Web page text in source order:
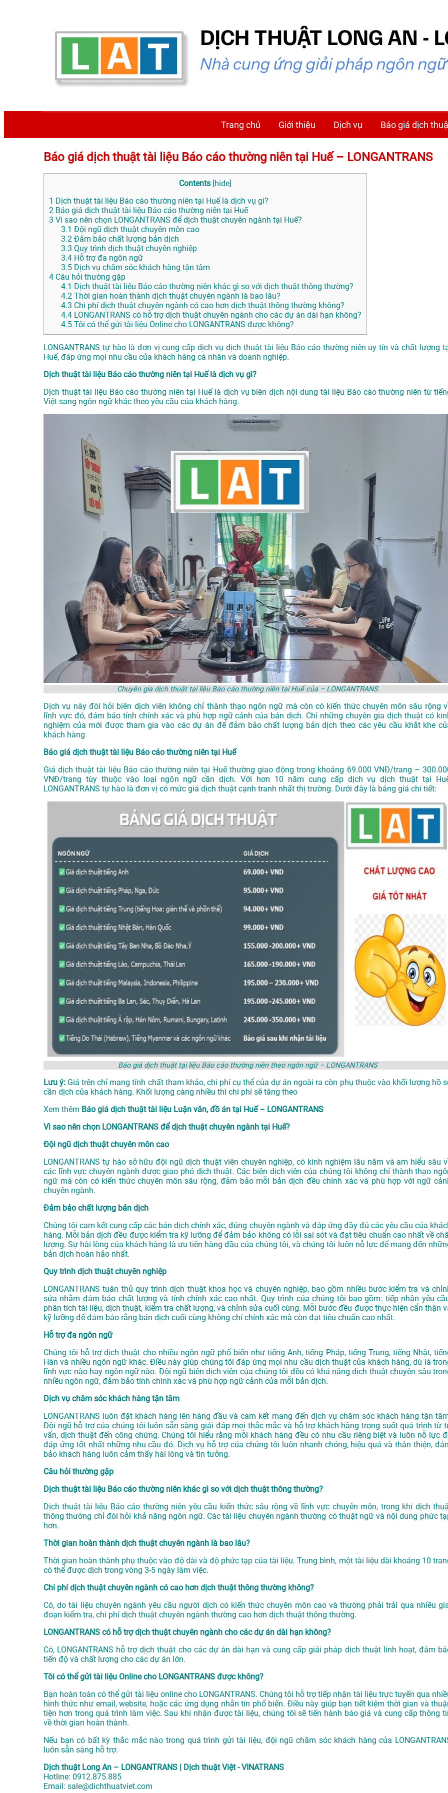
Trang chủ Giới thiệu Dịch vụ Báo giá dịch
Báo giá dịch thuật tài liệu Báo cáo thường niên tại Huế – LONGANTRANS
Contents [hide]
1 Dịch thuật tài liệu Báo cáo thường niên tại Huế là dịch vụ gì?
2 Báo giá dịch thuật tài liệu Báo cáo thường niên tại Huế
3 Vì sao nên chọn LONGANTRANS để dịch thuật chuyên ngành tại Huế?
3.1 Đội ngũ dịch thuật chuyên môn cao
3.2 Đảm bảo chất lượng bản dịch
3.3 Quy trình dịch thuật chuyên nghiệp
3.4 Hỗ trợ đa ngôn ngữ
3.5 Dịch vụ chăm sóc khách hàng tận tâm
4 Câu hỏi thường gặp
4.1 Dịch thuật tài liệu Báo cáo thường niên khác gì so với dịch thuật thông thường?
4.2 Thời gian hoàn thành dịch thuật chuyên ngành là bao lâu?
4.3 Chi phí dịch thuật chuyên ngành có cao hơn dịch thuật thông thường không?
4.4 LONGANTRANS có hỗ trợ dịch thuật chuyên ngành cho các dự án dài hạn không?
4.5 Tôi có thể gửi tài liệu Online cho LONGANTRANS được không?
LONGANTRANS tự hào là đơn vị cung cấp dịch vụ dịch thuật tài liệu Báo cáo thường niên uy tín và chất lượng
Huế, đáp ứng mọi nhu cầu của khách hàng cá nhân và doanh nghiệp.
Dịch thuật tài liệu Báo cáo thường niên tại Huế là dịch vụ gì?
Dịch thuật tài liệu Báo cáo thường niên tại Huế là dịch vụ biên dịch nội dung tài liệu Báo cáo thường niên từ
Việt sang ngôn ngữ khác theo yêu cầu của khách hàng.
Chuyên gia dịch thuật tại liệu Báo cáo thường niên tại Huế của – LONGANTRANS
Dịch vụ này đòi hỏi biên dịch viên không chỉ thành thạo ngôn ngữ mà còn có kiến thức chuyên môn sâu rộng
lĩnh vực đó, đảm bảo tính chính xác và phù hợp ngữ cảnh của bản dịch. Chỉ những chuyên gia dịch thuật có
nghiệm của mới được tham gia vào các dự án để đảm bảo chất lượng bản dịch theo các yêu cầu khắt khe
khách hàng
Báo giá dịch thuật tài liệu Báo cáo thường niên tại Huế
Giá dịch thuật tài liệu Báo cáo thường niên tại Huế thường giao động trong khoảng 69.000 VNĐ/trang –
VNĐ/trang tùy thuộc vào loại ngôn ngữ cần dịch. Với hơn 10 năm cung cấp dịch vụdịch thuật tại
LONGANTRANS tự hào là đơn vị có mức giá dịch thuật cạnh tranh nhất thị trường. Dưới đây là bảng giá chi tiết:
Báo giá dịch thuật tại liệu Báo cáo thường niên theo ngôn ngữ – LONGANTRANS
Lưu ý: Giá trên chỉ mang tính chất tham khảo, chi phí cụ thể của dự án ngoài ra còn phụ thuộc vào khối lượng hồ
cần dịch của khách hàng. Khối lượng càng nhiều thì chi phí sẽ tăng theo
Xem thêm Báo giá dịch thuật tài liệu Luận văn, đồ án tại Huế – LONGANTRANS
Vì sao nên chọn LONGANTRANS để dịch thuật chuyên ngành tại Huế?
Đội ngũ dịch thuật chuyên môn cao
LONGANTRANS tự hào sở hữu đội ngũ dịch thuật viên chuyên nghiệp, có kinh nghiệm lâu năm và am hiểu sâu
các lĩnh vực chuyên ngành được giao phó dịch thuật. Các biên dịch viên của chúng tôi không chỉ thành thạo
ngữ mà còn có kiến thức chuyên môn sâu rộng, đảm bảo mỗi bản dịch đều chính xác và phù hợp với ngữ
chuyên ngành.
Đảm bảo chất lượng bản dịch
Chúng tôi cam kết cung cấp các bản dịch chính xác, đúng chuyên ngành và đáp ứng đầy đủ các yêu cầu của
hàng. Mỗi bản dịch đều được kiểm tra kỹ lưỡng để đảm bảo không có lỗi sai sót và đạt tiêu chuẩn cao nhất về
lượng. Sự hài lòng của khách hàng là ưu tiên hàng đầu của chúng tôi, và chúng tôi luôn nỗ lực để mang đến
bản dịch hoàn hảo nhất.
Quy trình dịch thuật chuyên nghiệp
LONGANTRANS tuân thủ quy trình dịch thuật khoa học và chuyên nghiệp, bao gồm nhiều bước kiểm tra và
sửa nhằm đảm bảo chất lượng và tính chính xác cao nhất. Quy trình của chúng tôi bao gồm: tiếp nhận yêu
phân tích tài liệu, dịch thuật, kiểm tra chất lượng, và chỉnh sửa cuối cùng. Mỗi bước đều được thực hiện cẩn thận
kỹ lưỡng để đảm bảo rằng bản dịch cuối cùng không chỉ chính xác mà còn đạt tiêu chuẩn cao nhất.
Hỗ trợ đa ngôn ngữ
Chúng tôi hỗ trợ dịch thuật cho nhiều ngôn ngữ phổ biến như tiếng Anh, tiếng Pháp, tiếng Trung, tiếng Nhật,
Hàn và nhiều ngôn ngữ khác. Điều này giúp chúng tôi đáp ứng mọi nhu cầu dịch thuật của khách hàng, dù là
lĩnh vực nào hay ngôn ngữ nào. Đội ngũ biên dịch viên của chúng tôi đều có khả năng dịch thuật chuyên sâu
nhiều ngôn ngữ, đảm bảo tính chính xác và phù hợp ngữ cảnh của mỗi bản dịch.
Dịch vụ chăm sóc khách hàng tận tâm
LONGANTRANS luôn đặt khách hàng lên hàng đầu và cam kết mang đến dịch vụ chăm sóc khách hàng tận
Đội ngũ hỗ trợ của chúng tôi luôn sẵn sàng giải đáp mọi thắc mắc và hỗ trợ khách hàng trong suốt quá trình từ
vấn, dịch thuật đến công chứng. Chúng tôi hiểu rằng mỗi khách hàng đều có nhu cầu riêng biệt và luôn nỗ lực
đáp ứng tốt nhất những nhu cầu đó. Dịch vụ hỗ trợ của chúng tôi luôn nhanh chóng, hiệu quả và thân thiện,
bảo khách hàng luôn cảm thấy hài lòng và tin tưởng.
Câu hỏi thường gặp
Dịch thuật tài liệu Báo cáo thường niên khác gì so với dịch thuật thông thường?
Dịch thuật tài liệu Báo cáo thường niên yêu cầu kiến thức sâu rộng về lĩnh vực chuyên môn, trong khi dịch
thông thường chỉ đòi hỏi khả năng ngôn ngữ. Các tài liệu chuyên ngành thường có thuật ngữ và nội dung phức
hơn.
Thời gian hoàn thành dịch thuật chuyên ngành là bao lâu?
Thời gian hoàn thành phụ thuộc vào độ dài và độ phức tạp của tài liệu. Trung bình, một tài liệu dài khoảng 10
có thể được dịch trong vòng 3-5 ngày làm việc.
Chi phí dịch thuật chuyên ngành có cao hơn dịch thuật thông thường không?
Có, do tài liệu chuyên ngành yêu cầu người dịch có kiến thức chuyên môn cao và thường phải trải qua nhiều
đoạn kiểm tra, chi phí dịch thuật chuyên ngành thường cao hơn dịch thuật thông thường.
LONGANTRANS có hỗ trợ dịch thuật chuyên ngành cho các dự án dài hạn không?
Có, LONGANTRANS hỗ trợ dịch thuật cho các dự án dài hạn và cung cấp giải pháp dịch thuật linh hoạt, đảm
tiến độ và chất lượng cho các dự án lớn.
Tôi có thể gửi tài liệu Online cho LONGANTRANS được không?
Bạn hoàn toàn có thể gửi tài liệu online cho LONGANTRANS. Chúng tôi hỗ trợ tiếp nhận tài liệu trực tuyến qua
hình thức như email, website, hoặc các ứng dụng nhắn tin phổ biến. Điều này giúp bạn tiết kiệm thời gian và
tiện hơn trong quá trình làm việc. Sau khi nhận được tài liệu, chúng tôi sẽ tiến hành báo giá và cung cấp thông
về thời gian hoàn thành.
Nếu bạn có bất kỳ thắc mắc nào trong quá trình gửi tài liệu, đội ngũ chăm sóc khách hàng của
luôn sẵn sàng hỗ trợ.
Dịch thuật Long An – LONGANTRANS | Dịch thuật Việt - VINATRANS
Hotline: 0912.875.885
Email: sale@dichthuatviet.com